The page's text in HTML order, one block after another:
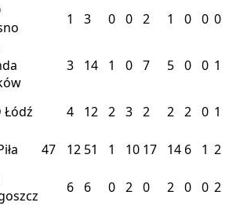
1 3 0 0 2 1 0 0 0
3 14 1 0 7 5 0 0 1
Łódź 4 12 2 3 2 2 2 0 1
47 12 51 1 10 17 14 6 1 2
6 6 0 2 0 2 0 0 2